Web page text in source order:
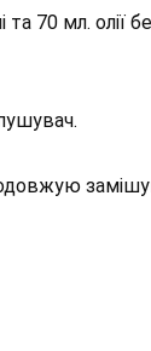
та 70 мл. олії